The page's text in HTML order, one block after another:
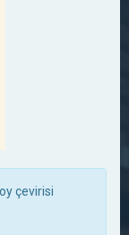
çevirisi